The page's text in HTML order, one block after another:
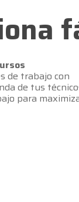
de trabajo con
de tus
para